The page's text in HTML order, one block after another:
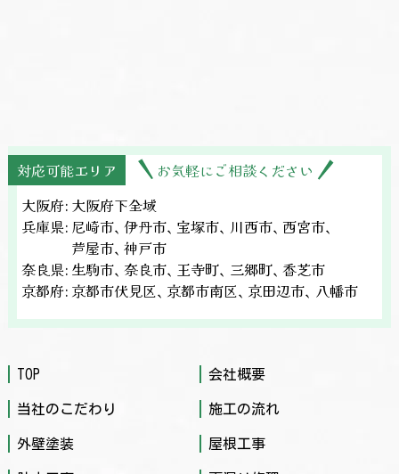
対応可能エリア
お気軽にご相談ください
大阪府: 大阪府下全域
兵庫県: 尼崎市、伊丹市、宝塚市、川西市、西宮市、
芦屋市、神戸市
奈良県: 生駒市、奈良市、王寺町、三郷町、香芝市
京都府: 京都市伏見区、京都市南区、京田辺市、八幡市
TOP 会社概要
当社のこだわり 施工の流れ
外壁塗装 屋根工事